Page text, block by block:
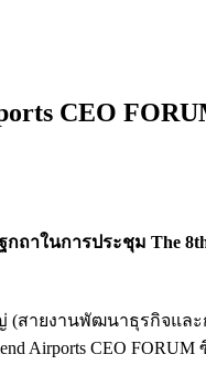
CEO
ในการประชุม The
(สายงานพัฒนาธุรกิจ
Airports CEO